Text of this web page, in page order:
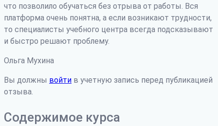
что позволило обучаться без отрыва от работы. Вся
платформа очень понятна, а если возникают трудности,
то специалисты учебного центра всегда подсказывают
и быстро решают проблему.
Ольга Мухина
Вы должны войти в учетную запись перед публикацией
отзыва.
Содержимое курса